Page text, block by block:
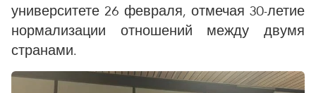
университете 26 февраля, отмечая 30-летие
нормализации отношений между двумя
странами.